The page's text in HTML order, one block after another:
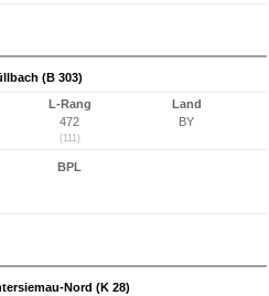
(B 303)
L-Rang
472
(111)
Land
BY
BPL
Nord (K 28)